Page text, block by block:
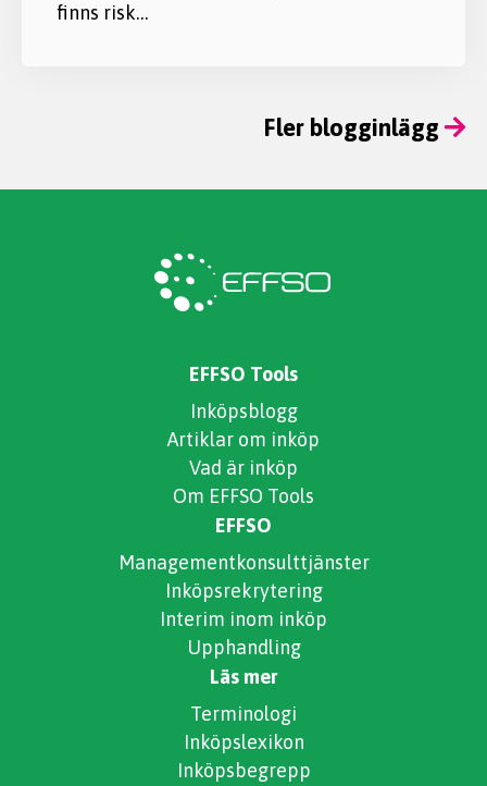
finns risk…
Fler blogginlägg
EFFSO Tools
Inköpsblogg
Artiklar om inköp
Vad är inköp
Om EFFSO Tools
EFFSO
Managementkonsulttjänster
Inköpsrekrytering
Interim inom inköp
Upphandling
Läs mer
Terminologi
Inköpslexikon
Inköpsbegrepp